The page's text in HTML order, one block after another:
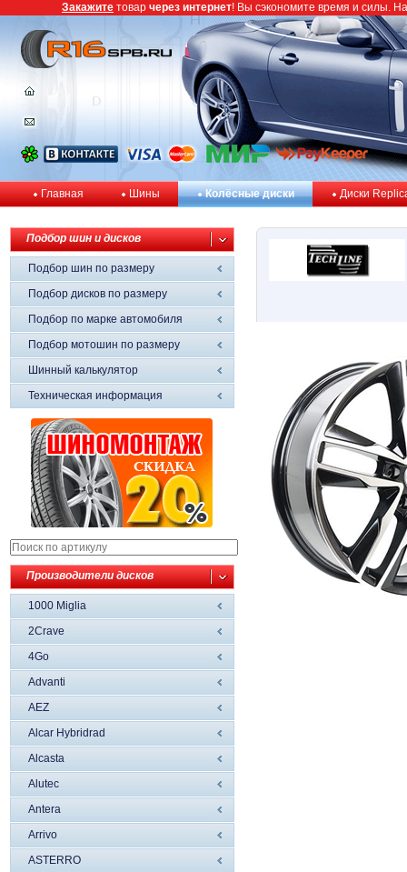
Главная Шины Колёсные диски Диски
Подбор шин и дисков
Подбор шин по размеру
Подбор дисков по размеру
Подбор по марке автомобиля
Подбор мотошин по размеру
Шинный калькулятор
Техническая информация
Производители дисков
1000 Miglia
2Crave
4Go
Advanti
AEZ
Alcar Hybridrad
Alcasta
Alutec
Antera
Arrivo
ASTERRO
Закажите товар через интернет! Вы сэкономите время и силы.